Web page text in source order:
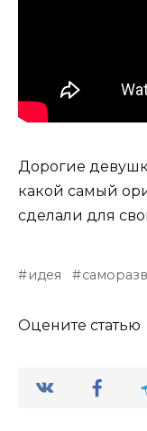
Дорогие
какой самый
сделали для
идея
Оцените статью